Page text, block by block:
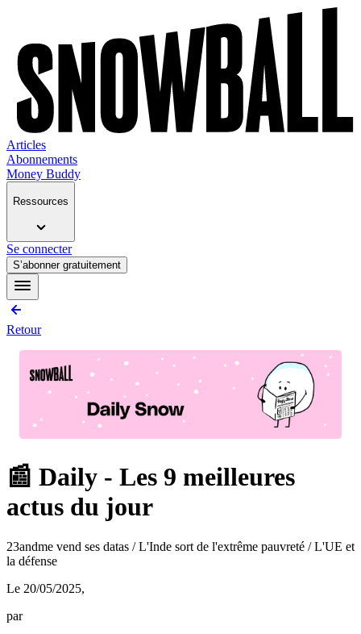
Articles
Abonnements
Money Buddy
Ressources
Se connecter
S’abonner gratuitement
Retour
📰 Daily - Les 9 meilleures
actus du jour
23andme vend ses datas / L'Inde sort de l'extrême pauvreté / L'UE et
la défense
Le 20/05/2025,
par